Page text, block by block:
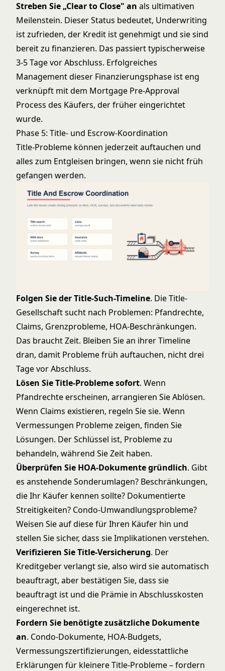
Streben Sie „Clear to Close" an als ultimativen
Meilenstein. Dieser Status bedeutet, Underwriting
ist zufrieden, der Kredit ist genehmigt und sie sind
bereit zu finanzieren. Das passiert typischerweise
3-5 Tage vor Abschluss. Erfolgreiches
Management dieser Finanzierungsphase ist eng
verknüpft mit dem Mortgage Pre-Approval
Process des Käufers, der früher eingerichtet
wurde.
Phase 5: Title- und Escrow-Koordination
Title-Probleme können jederzeit auftauchen und
alles zum Entgleisen bringen, wenn sie nicht früh
gefangen werden.
Folgen Sie der Title-Such-Timeline. Die Title-
Gesellschaft sucht nach Problemen: Pfandrechte,
Claims, Grenzprobleme, HOA-Beschränkungen.
Das braucht Zeit. Bleiben Sie an ihrer Timeline
dran, damit Probleme früh auftauchen, nicht drei
Tage vor Abschluss.
Lösen Sie Title-Probleme sofort. Wenn
Pfandrechte erscheinen, arrangieren Sie Ablösen.
Wenn Claims existieren, regeln Sie sie. Wenn
Vermessungen Probleme zeigen, finden Sie
Lösungen. Der Schlüssel ist, Probleme zu
behandeln, während Sie Zeit haben.
Überprüfen Sie HOA-Dokumente gründlich. Gibt
es anstehende Sonderumlagen? Beschränkungen,
die Ihr Käufer kennen sollte? Dokumentierte
Streitigkeiten? Condo-Umwandlungsprobleme?
Weisen Sie auf diese für Ihren Käufer hin und
stellen Sie sicher, dass sie Implikationen verstehen.
Verifizieren Sie Title-Versicherung. Der
Kreditgeber verlangt sie, also wird sie automatisch
beauftragt, aber bestätigen Sie, dass sie
beauftragt ist und die Prämie in Abschlusskosten
eingerechnet ist.
Fordern Sie benötigte zusätzliche Dokumente
an. Condo-Dokumente, HOA-Budgets,
Vermessungszertifizierungen, eidesstattliche
Erklärungen für kleinere Title-Probleme – fordern